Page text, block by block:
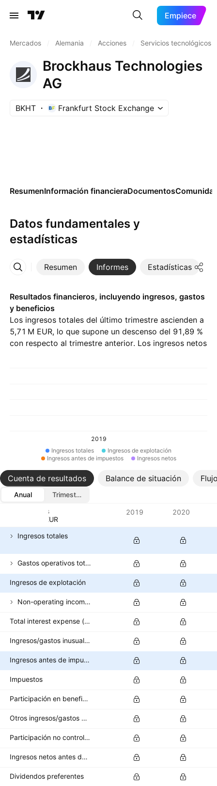
Empiece
Mercados Alemania Acciones Servicios tecnológicos
Brockhaus Technologies
AG
BKHT Frankfurt Stock Exchange
ResumenInformación financieraDocumentos
Datos fundamentales y
estadísticas
Resumen Informes Estadísticas
Más
Resultados financieros, incluyendo ingresos, gastos
y beneficios
Los ingresos totales del último trimestre ascienden a
‪5,71 M‬ EUR, lo que supone un descenso del 91,89 %
con respecto al trimestre anterior. Los ingresos netos
2019
Ingresos totales
Ingresos de explotación
Ingresos antes de impuestos
Ingresos netos
Cuenta de resultados Balance de situación
Anual
Trimestral
Métricas
Divisa: EUR
2019 2020
Ingresos totales
Gastos operativos totales
Ingresos de explotación
Non-operating income (excl. interest expenses)
Total interest expense (banks)
Ingresos/gastos inusuales
Ingresos antes de impuestos
Impuestos
Participación en beneficios
Otros ingresos/gastos después de impuestos
Participación no controladora/interés minoritario
Ingresos netos antes de operaciones interrumpidas
Dividendos preferentes